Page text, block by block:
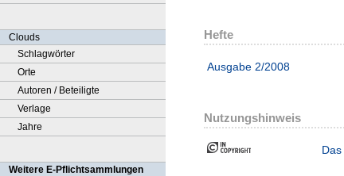
Clouds
Schlagwörter
Orte
Autoren / Beteiligte
Verlage
Jahre
Weitere E-Pflichtsammlungen
Hefte
Ausgabe 2/2008
Nutzungshinweis